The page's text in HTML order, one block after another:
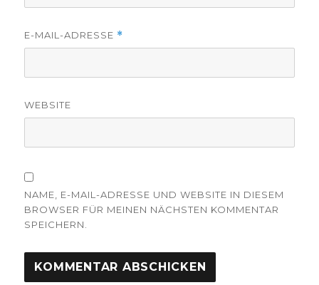
E-MAIL-ADRESSE *
WEBSITE
NAME, E-MAIL-ADRESSE UND WEBSITE IN DIESEM
BROWSER FÜR MEINEN NÄCHSTEN KOMMENTAR
SPEICHERN.